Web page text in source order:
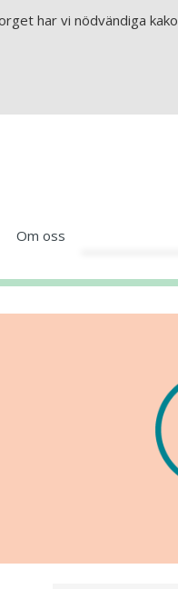
har vi nödvändiga
Om oss